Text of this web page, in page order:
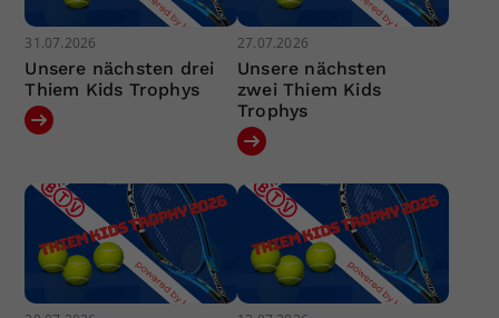
31.07.2026
Unsere nächsten drei
Thiem Kids Trophys
27.07.2026
Unsere nächsten
zwei Thiem Kids
Trophys